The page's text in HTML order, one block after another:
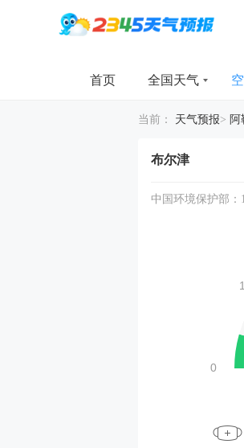
首页 全国天气
当前： 天气预报>
布尔津
中国环境保护部：